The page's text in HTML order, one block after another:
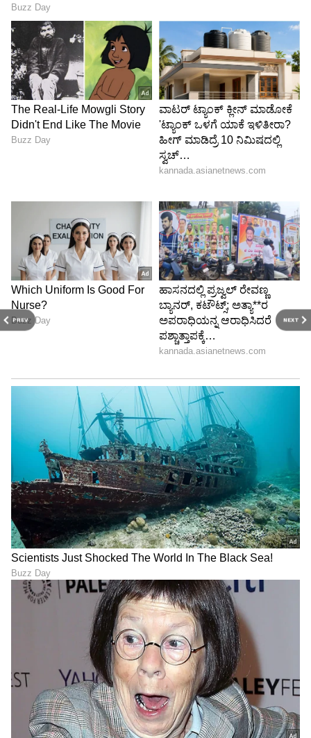
PREV NEXT
ಸ್ಪರ್ಧಿಸಿ, ನಂತರ ಹಿಂದೆ ಸರಿಯುತ್ತಾರೆ. ಕೊನೆಗೆ ೨೦೨೦ರಲ್ಲಿ
ಜೋ ಬೈಡನ್ ಸರ್ಕಾರದ ಉಪಾಧ್ಯಕ್ಷೆಯಾಗಿ ಶ್ವೇತಭವನಕ್ಕೆ
ತೆರಳುತ್ತಾರೆ. ಅಮೆರಿಕದಲ್ಲಿ ಅಸಾಧಾರಣ ಮಹಿಳೆಗೆ
ಯಾವುದೂ ಅಸಾಧ್ಯವಲ್ಲ ಎಂಬುದಕ್ಕೆ ಈ ಐತಿಹಾಸಿಕ ಘಟನೆ
ಸಾಕ್ಷಿಯಾಗುತ್ತದೆ. ಕೊರೋನಾ ಸಾಂಕ್ರಾಮಿಕದಂತಹ
ಭಯಾನಕ ಕಾಲದಲ್ಲಿ ಕಮಲಾ ಅಧಿಕಾರಕ್ಕೆ ಬರುತ್ತಾರೆ.
ಯುನೈಟೆಡ್ ಸ್ಟೇಟ್ಸ್‌ನಂತಹ ಪೂರ್ವಗ್ರಹ ಪೀಡಿತ ಸಮಾಜದಲ್ಲಿ
ಮಹಿಳೆಯನ್ನು ಎರಡನೇ ದರ್ಜೆಯ ಪ್ರಜೆಯಾಗಿ
ಪರಿಗಣಿಸಲಾಗಿದೆ, ಅದರಲ್ಲೂ ವಿಶೇಷವಾಗಿ ರಾಜಕೀಯ
ಕಪ್ಪುವರ್ಣೀಯ ಮಹಿಳೆಯ ಜೀವನ ಮತ್ತು ಹೋರಾಟವನ್ನು
ಲೇಖಕರು ಚಿತ್ರಿಸುವಲ್ಲಿ ಉದಾರತೆ ತೋರಿದ್ದಾರೆ.
ಮೂರು ದೇಶದ ಮಗಳು
ಕಮಲಾ ಹ್ಯಾರಿಸ್ ತಂದೆ ಡೊನಾಲ್ಡ್ ಹ್ಯಾರಿಸ್
ಜಮೈಕಾದವರು. ತಾಯಿ ಶ್ಯಾಮಲಾ ಗೋಪಾಲನ್
ಭಾರತದವರು. ವಿಜ್ಞಾನಿ ಹಾಗೂ ಮಾನವ ಹಕ್ಕುಗಳ
ಕಾರ್ಯಕರ್ತೆ ಆಗಿದ್ದ ಕಮಲಾ ತಾಯಿ, ತಮ್ಮ ವೃತ್ತಿಜೀವನದ
ಪ್ರತಿ ಹಂತದಲ್ಲೂ ಯುಎಸ್‌ನಲ್ಲಿ ಅಸ್ತಿತ್ವಕ್ಕಾಗಿ
ಹೋರಾಡಬೇಕಾಯಿತು. ಅಮೆರಿಕದಲ್ಲಿ ೧೯೬೦ರ
ಸಮಯದಲ್ಲಿ ಕಮಲಾ ಮತ್ತು ಮಾಯಾ ಎಂಬ ಇಬ್ಬರೂ
ಹೆಣ್ಣುಮಕ್ಕಳನ್ನು ಸಿಂಗಲ್ ಪೇರೆಂಟ್ ಆಗಿ ನೋಡಿಕೊಳ್ಳುವುದು
ಶ್ಯಾಮಲಾಗೆ ಸುಲಭವಾಗಿರಲಿಲ್ಲ. ನಿಸ್ಸಂದೇಹವಾಗಿ ಕಮಲಾ
ತಾಯಿಯಂತೆ ಕಲ್ಲುಮುಳ್ಳಿನ ಹಾದಿಯಲ್ಲೇ ನಡೆದವರು.
ಶ್ಯಾಮಲಾ ಸಂಪ್ರದಾಯಸ್ಥ ತಮಿಳು ಬ್ರಾಹ್ಮಣ ಕುಟುಂಬದಿಂದ
ಸ್ವತಂತ್ರ ಎನ್‌ಆರ್‌ಐ ಆಗಿ, ಅಲ್ಲಿಂದ ಅಮೆರಿಕನ್ ಪ್ರಜೆಯಾಗಿ